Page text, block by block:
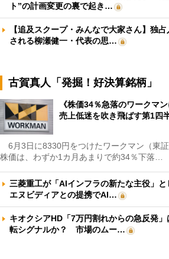
ト”の計画変更の裏で起き…
【追及スクープ・みんなで大家さん】独
される柳瀬健一・代表の思…
古賀真人「発掘！好決算銘柄」
《株価34％急落のワークマ
売上低迷を吹き飛ばす第1四
6月3日に8330円をつけたワークマン（東
株価は、わずか1カ月あまりで約34％下落…
三菱重工が「AIインフラの新たな主役」
エヌビディアとの提携でAI…
キオクシアHD「7万円割れからの急反発
転シグナルか？ 市場のムー…